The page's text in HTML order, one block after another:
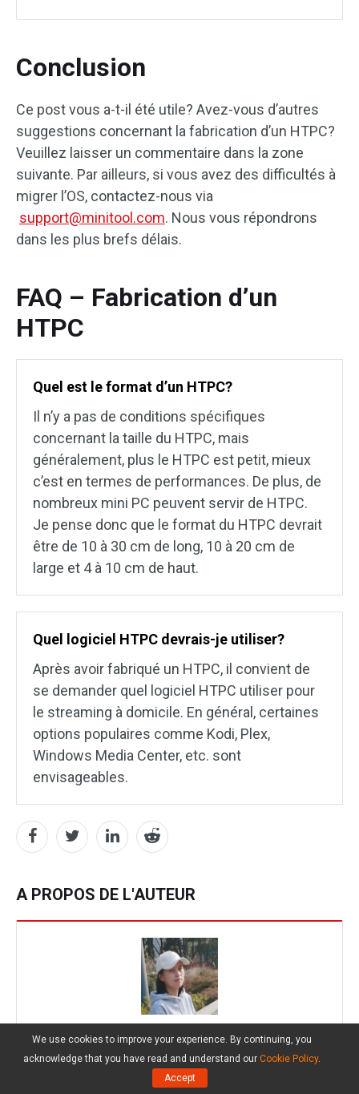
Conclusion
Ce post vous a-t-il été utile? Avez-vous d’autres
suggestions concernant la fabrication d’un HTPC?
Veuillez laisser un commentaire dans la zone
suivante. Par ailleurs, si vous avez des difficultés à
migrer l’OS, contactez-nous via
support@minitool.com. Nous vous répondrons
dans les plus brefs délais.
FAQ – Fabrication d’un
HTPC
Quel est le format d’un HTPC?
Il n’y a pas de conditions spécifiques
concernant la taille du HTPC, mais
généralement, plus le HTPC est petit, mieux
c’est en termes de performances. De plus, de
nombreux mini PC peuvent servir de HTPC.
Je pense donc que le format du HTPC devrait
être de 10 à 30 cm de long, 10 à 20 cm de
large et 4 à 10 cm de haut.
Quel logiciel HTPC devrais-je utiliser?
Après avoir fabriqué un HTPC, il convient de
se demander quel logiciel HTPC utiliser pour
le streaming à domicile. En général, certaines
options populaires comme Kodi, Plex,
Windows Media Center, etc. sont
envisageables.
A PROPOS DE L'AUTEUR
Cora
Follow Us
We use cookies to improve your experience. By continuing, you
acknowledge that you have read and understand our Cookie Policy.
Accept